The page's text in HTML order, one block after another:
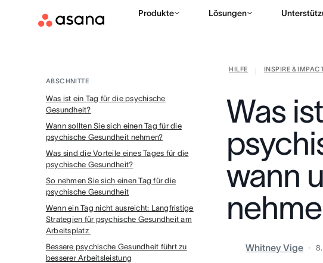
Produkte Lösungen
HILFE INSPIRE &
Was
wann
Whitney Vige
ABSCHNITTE
Was ist ein Tag für die psychische
Gesundheit?
Wann sollten Sie sich einen Tag für die
psychische Gesundheit nehmen?
Was sind die Vorteile eines Tages für die
psychische Gesundheit?
So nehmen Sie sich einen Tag für die
psychische Gesundheit
Wenn ein Tag nicht ausreicht: Langfristige
Strategien für psychische Gesundheit am
Arbeitsplatz
Bessere psychische Gesundheit führt zu
besserer Arbeitsleistung